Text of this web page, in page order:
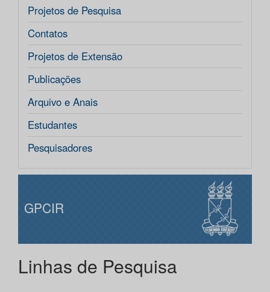
Projetos de Pesquisa
Contatos
Projetos de Extensão
Publicações
Arquivo e Anais
Estudantes
Pesquisadores
GPCIR
Linhas de Pesquisa